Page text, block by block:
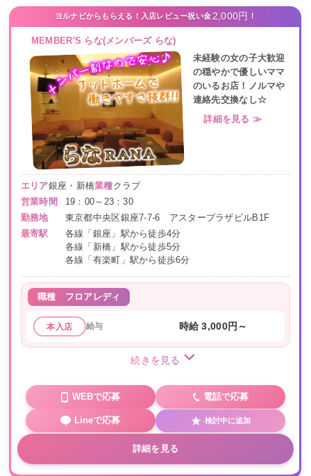
ヨルナビからもらえる！入店レビュー祝い金 2,000円 ！
MEMBER'S らな(メンバーズ らな)
未経験の女の子大歓迎
の穏やかで優しいママ
のいるお店！ノルマや
連絡先交換なし☆
詳細を見る ≫
エリア銀座・新橋業種クラブ
営業時間
19：00～23：30
勤務地
東京都中央区銀座7-7-6 アスタープラザビルB1F
最寄駅
各線「銀座」駅から徒歩4分
各線「新橋」駅から徒歩5分
各線「有楽町」駅から徒歩6分
職種 フロアレディ
本入店 給与 時給 3,000円～
続きを見る
WEBで応募 電話で応募
Lineで応募 検討中に追加
詳細を見る